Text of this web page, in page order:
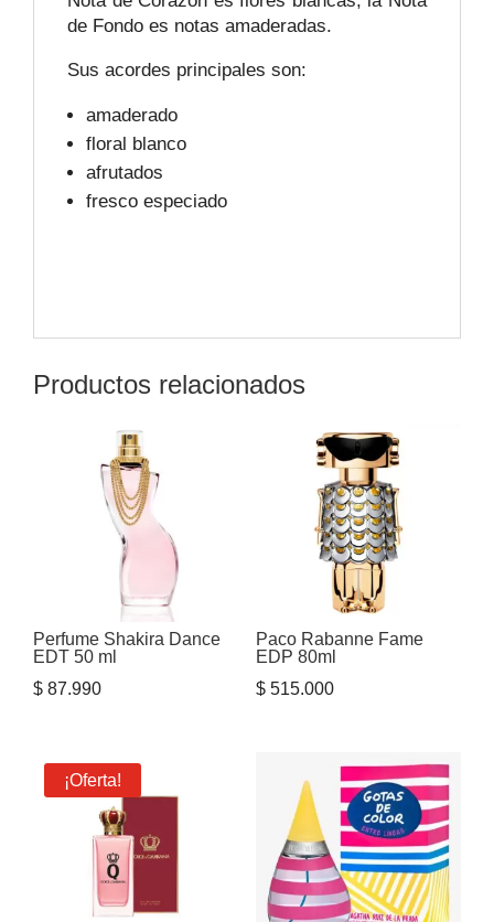
de Fondo es notas amaderadas.
Sus acordes principales son:
amaderado
floral blanco
afrutados
fresco especiado
Productos relacionados
Perfume Shakira Dance
EDT 50 ml
$ 87.990
Paco Rabanne Fame
EDP 80ml
$515.000
¡Oferta!